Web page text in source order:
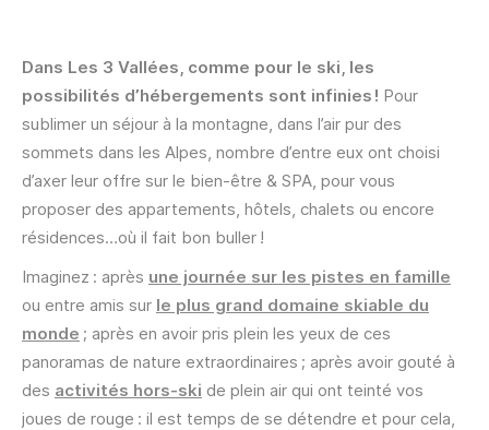
Dans Les 3 Vallées, comme pour le ski, les
possibilités d’hébergements sont infinies ! Pour
sublimer un séjour à la montagne, dans l’air pur des
sommets dans les Alpes, nombre d’entre eux ont choisi
d’axer leur offre sur le bien-être & SPA, pour vous
proposer des appartements, hôtels, chalets ou encore
résidences…où il fait bon buller !
Imaginez : après une journée sur les pistes en famille
ou entre amis sur le plus grand domaine skiable du
monde ; après en avoir pris plein les yeux de ces
panoramas de nature extraordinaires ; après avoir gouté à
des activités hors-ski de plein air qui ont teinté vos
joues de rouge : il est temps de se détendre et pour cela,